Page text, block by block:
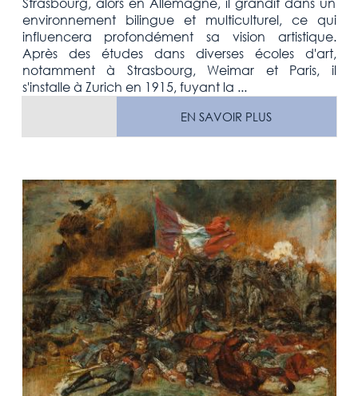
environnement bilingue et multiculturel, ce qui
influencera profondément sa vision artistique.
Après des études dans diverses écoles d'art,
notamment à Strasbourg, Weimar et Paris, il
s'installe à Zurich en 1915, fuyant la ...
EN SAVOIR PLUS